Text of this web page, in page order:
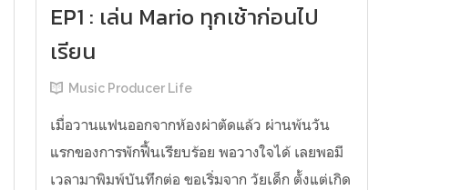
EP1 : เล่น Mario ทุกเช้าก่อนไป
เรียน
Music Producer Life
เมื่อวานแฟนออกจากห้องผ่าตัดแล้ว ผ่านพ้นวัน
แรกของการพักฟื้นเรียบร้อย พอวางใจได้ เลยพอมี
เวลามาพิมพ์บันทึกต่อ ขอเริ่มจาก วัยเด็ก ตั้งแต่เกิด